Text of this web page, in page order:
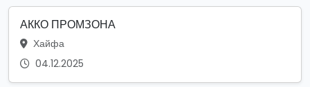
АККО ПРОМЗОНА
Хайфа
04.12.2025